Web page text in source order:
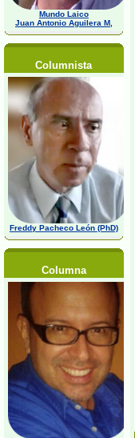
Mundo Laico
Juan Antonio Aguilera M,
Columnista
Freddy Pacheco León (PhD)
Columna